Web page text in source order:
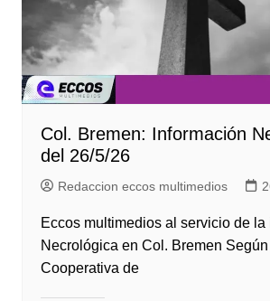
Col. Bremen: Información
del 26/5/26
Redaccion eccos multimedios
Eccos multimedios al servicio de la
Necrológica en Col. Bremen
Cooperativa de